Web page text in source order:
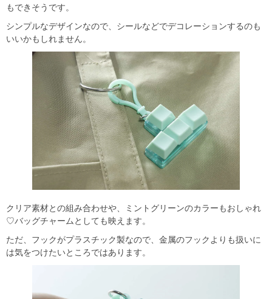
もできそうです。
シンプルなデザインなので、シールなどでデコレーションするのも
いいかもしれません。
クリア素材との組み合わせや、ミントグリーンのカラーもおしゃれ
♡バッグチャームとしても映えます。
ただ、フックがプラスチック製なので、金属のフックよりも扱いに
は気をつけたいところではあります。